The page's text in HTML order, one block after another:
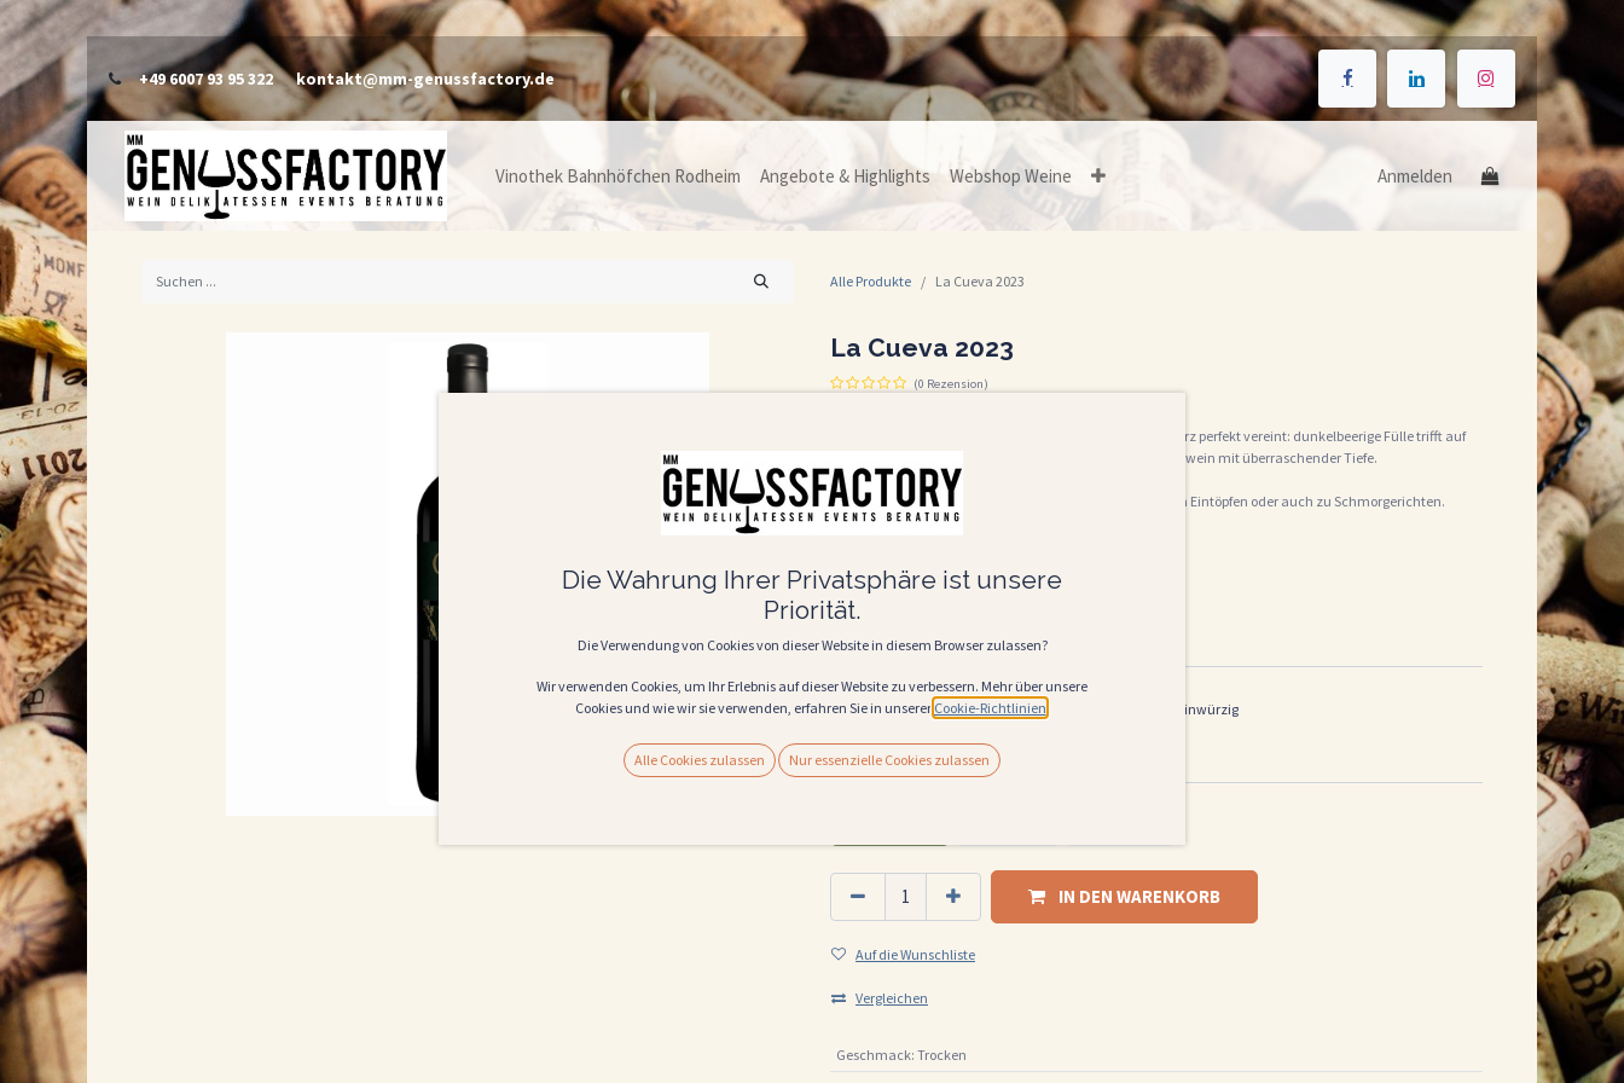
+49 6007 93 95 322 kontakt@mm-genussfactory.de
Vinothek Bahnhöfchen Rodheim Angebote & Highlights Webshop Weine Anmelden
Alle Produkte La Cueva 2023
La Cueva 2023
(0 Rezension)
Ein samtiger, mediterraner Rotwein, der Frucht und Gewürz perfekt vereint: dunkelbeerige Fülle trifft auf
feine Würze von Mokka und Zimt – ein charmanter Alltagswein mit überraschender Tiefe.
Ideal zu mediterranen Tapas, gegrilltem Fleisch, würzigen Eintöpfen oder auch zu Schmorgerichten.
Ebenso angenehm zu Hartkäse oder dunkler Schokolade.
12,50€ Alle Preise inkl. MwSt.
(16,67 € Liter)
fruchtig weich samtige Tannine feinwürzig
REBSORTE
IN DEN WARENKORB
Auf die Wunschliste
Vergleichen
Geschmack: Trocken
Die Wahrung Ihrer Privatsphäre ist unsere
Priorität.
Die Verwendung von Cookies von dieser Website in diesem Browser zulassen?
Wir verwenden Cookies, um Ihr Erlebnis auf dieser Website zu verbessern. Mehr über unsere
Cookies und wie wir sie verwenden, erfahren Sie in unserer Cookie-Richtlinien
Alle Cookies zulassen Nur essenzielle Cookies zulassen